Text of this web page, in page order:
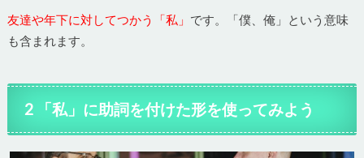
友達や年下に対してつかう「私」 です。「僕、俺」という意味
も含まれます。
2 「私」に助詞を付けた形を使ってみよう